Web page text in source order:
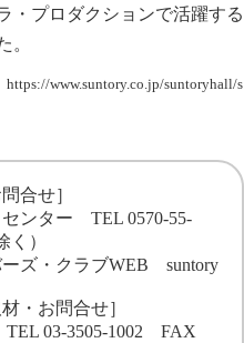
・プロダクションで活躍する
。
https://www.suntory.co.jp/suntoryhall/s
合せ］
ンター TEL 0570-55-
く）
ズ・クラブWEB suntory
・お問合せ］
03-3505-1002 FAX